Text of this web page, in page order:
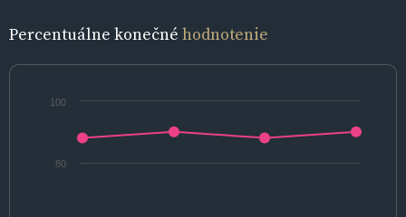
Percentuálne konečné hodnotenie
80
100